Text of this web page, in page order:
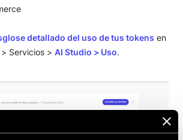
detallado del uso de tus tokens en
Servicios > AI Studio > Uso.